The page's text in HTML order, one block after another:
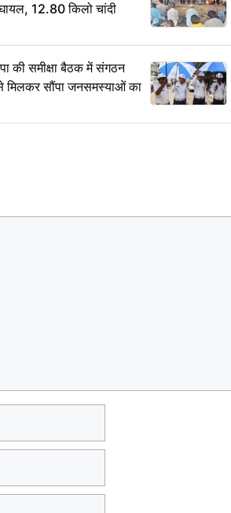
12.80 किलो चांदी
की समीक्षा बैठक में संगठन
मिलकर सौंपा जनसमस्याओं का